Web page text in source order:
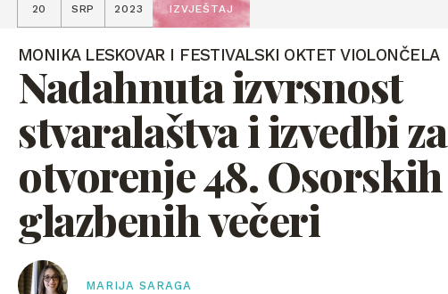
20 SRP 2023 IZVJEŠTAJ
MONIKA LESKOVAR I FESTIVALSKI OKTET VIOLONČELA
Nadahnuta izvrsnost
stvaralaštva i izvedbi za
otvorenje 48. Osorskih
glazbenih večeri
MARIJA SARAGA